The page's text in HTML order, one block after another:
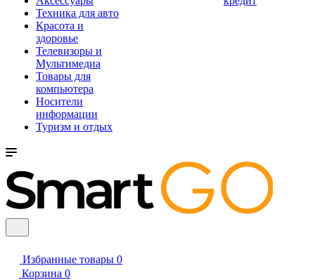
Техника для авто
Красота и
здоровье
Телевизоры и
Мультимедиа
Товары для
компьютера
Носители
информации
Туризм и отдых
Избранные товары 0
Корзина 0